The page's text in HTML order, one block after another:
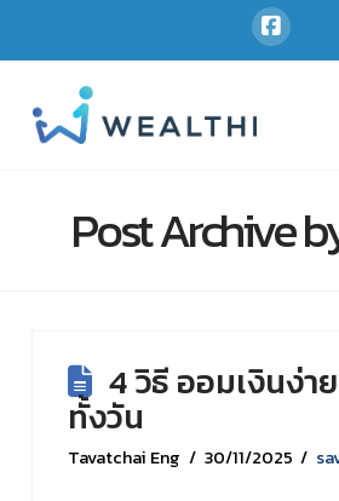
Post Archive
4 วิธี ออมเงินง่า
ทั้งวัน
Tavatchai Eng 30/11/2025